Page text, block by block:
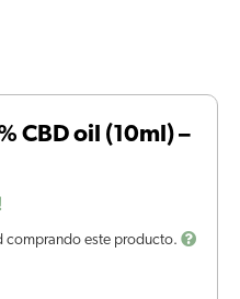
CBD oil (10ml) –
comprando este producto.